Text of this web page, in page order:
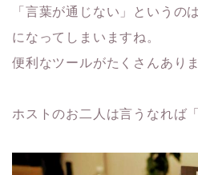
「言葉が通じない」というの
になってしまいますね。
便利なツールがたくさんありま
ホストのお二人は言うなれば